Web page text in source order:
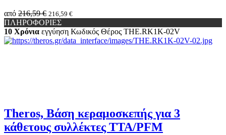
από 216,59 € 216,59 €
ΠΛΗΡΟΦΟΡΙΕΣ
10 Χρόνια εγγύηση Κωδικός Θέρος THE.RK1K-02V
Theros, Βάση κεραμοσκεπής για 3
κάθετους συλλέκτες TTA/PFM